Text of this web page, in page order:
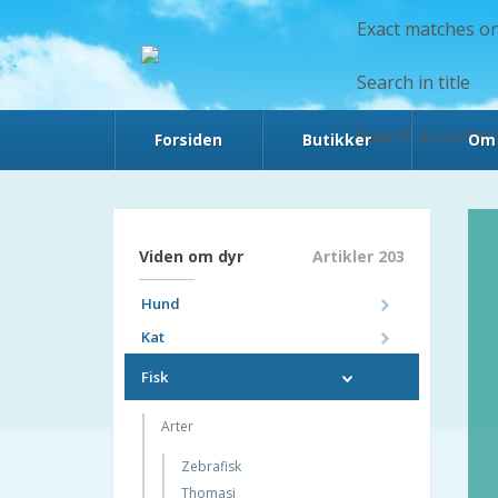
Exact matches
Search in title
Search in
Forsiden Butikker
Viden om dyr Artikler 203
Hund
Arter
Papillon
Tibetansk Terrier
Amerikansk Bulldog
Berner Sennen
Kat
Tyrkisk Van
Tyrkisk Angora
Sokoke
Siameser
Fisk
Arter
Zebrafisk
Thomasi